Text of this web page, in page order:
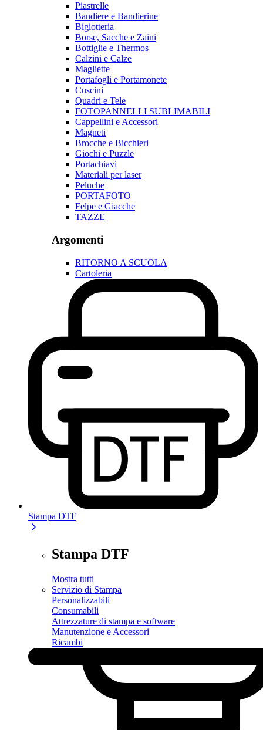
Piastrelle
Bandiere e Bandierine
Bigiotteria
Borse, Sacche e Zaini
Bottiglie e Thermos
Calzini e Calze
Magliette
Portafogli e Portamonete
Cuscini
Quadri e Tele
FOTOPANNELLI SUBLIMABILI
Cappellini e Accessori
Magneti
Brocche e Bicchieri
Giochi e Puzzle
Portachiavi
Materiali per laser
Peluche
PORTAFOTO
Felpe e Giacche
TAZZE
Argomenti
RITORNO A SCUOLA
Cartoleria
Stampa DTF
Stampa DTF
Mostra tutti
Servizio di Stampa
Personalizzabili
Consumabili
Attrezzature di stampa e software
Manutenzione e Accessori
Ricambi